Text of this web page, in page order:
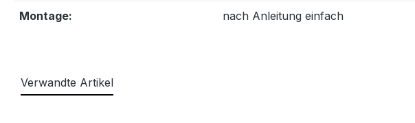
Montage:
nach Anleitung einfach
Verwandte Artikel